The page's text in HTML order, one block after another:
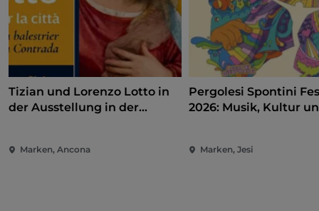
Tizian und Lorenzo Lotto in
der Ausstellung in der
Marken, Ancona
Pergolesi Spontini
2026: Musik, Kultur
Marken, Jesi